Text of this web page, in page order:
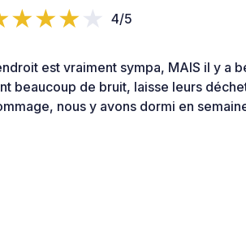
4/5
est vraiment sympa, MAIS il y a
beaucoup de bruit, laisse leurs
nous y avons dormi en